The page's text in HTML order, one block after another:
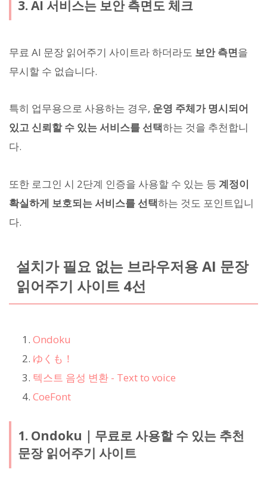
3. AI 서비스는 보안 측면도 체크
무료 AI 문장 읽어주기 사이트라 하더라도 보안 측면을
무시할 수 없습니다.
특히 업무용으로 사용하는 경우, 운영 주체가 명시되어
있고 신뢰할 수 있는 서비스를 선택하는 것을 추천합니
다.
또한 로그인 시 2단계 인증을 사용할 수 있는 등 계정이
확실하게 보호되는 서비스를 선택하는 것도 포인트입니
다.
설치가 필요 없는 브라우저용 AI 문장
읽어주기 사이트 4선
Ondoku
ゆくも！
텍스트 음성 변환 - Text to voice
CoeFont
1. Ondoku｜무료로 사용할 수 있는 추천
문장 읽어주기 사이트